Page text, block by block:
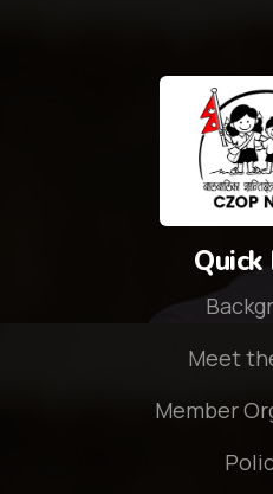
Quick
Meet
Member